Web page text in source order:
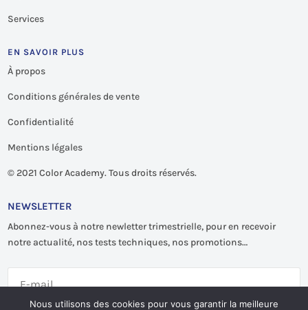
Services
EN SAVOIR PLUS
À propos
Conditions générales de vente
Confidentialité
Mentions légales
© 2021 Color Academy. Tous droits réservés.
NEWSLETTER
Abonnez-vous à notre newletter trimestrielle, pour en recevoir
notre actualité, nos tests techniques, nos promotions…
Nous utilisons des cookies pour vous garantir la meilleure